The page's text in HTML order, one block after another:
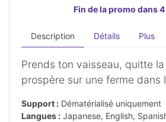
Fin de la promo dans
Description Détails Plus
Prends ton vaisseau, quitte
prospère sur une ferme dans
Support : Dématérialisé uniquement
Langues : Japanese, English,